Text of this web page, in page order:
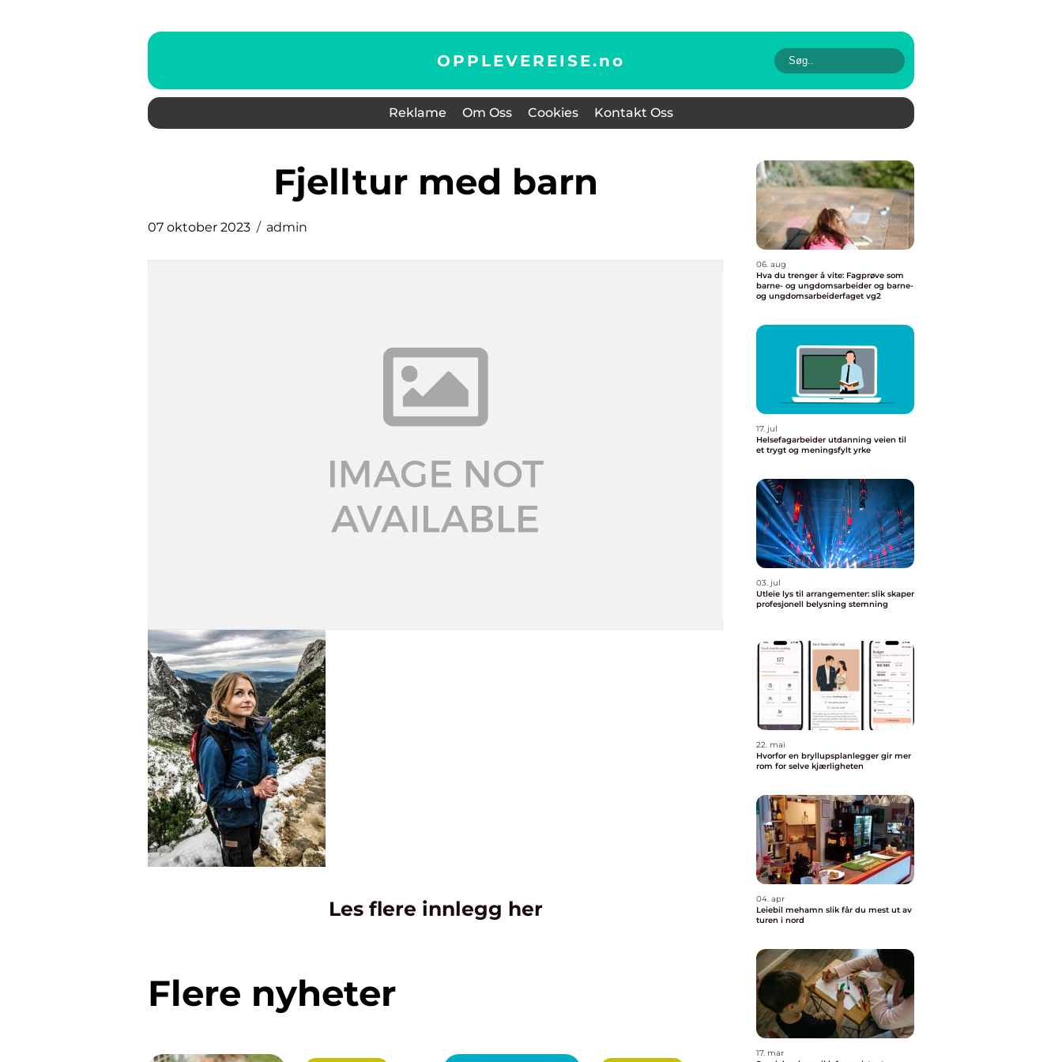
OPPLEVEREISE.no
Reklame Om Oss Cookies Kontakt Oss
fjelltur med barn
07 oktober 2023 admin
Les flere innlegg her
Flere nyheter
06. aug
Hva du trenger å vite: Fagprøve som
barne- og ungdomsarbeider og barne-
og ungdomsarbeiderfaget vg2
17. jul
Helsefagarbeider utdanning veien til
et trygt og meningsfylt yrke
03. jul
Utleie lys til arrangementer: slik skaper
profesjonell belysning stemning
22. mai
Hvorfor en bryllupsplanlegger gir mer
rom for selve kjærligheten
04. apr
Leiebil mehamn slik får du mest ut av
turen i nord
17. mar